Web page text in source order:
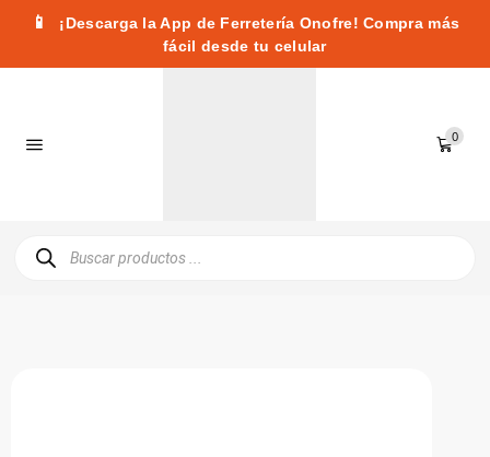
📱
¡Descarga la App de Ferretería Onofre! Compra más
fácil desde tu celular
0